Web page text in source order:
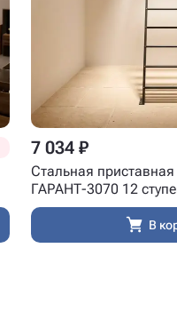
7 034 ₽
Стальная приставная
ГАРАНТ-3070 12
В